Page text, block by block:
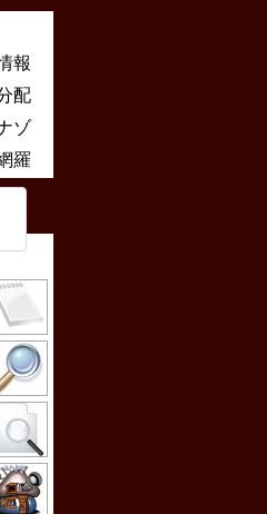
報
配
ゾ
羅